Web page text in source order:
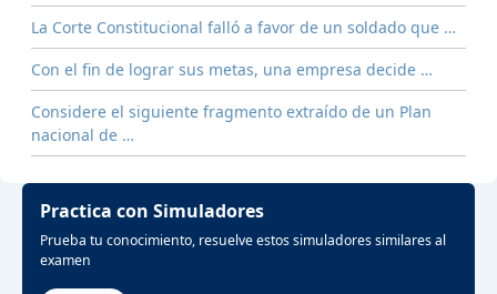
La Corte Constitucional falló a favor de un soldado que …
Con el fin de lograr sus metas, una empresa decide …
Considere el siguiente fragmento extraído de un Plan
nacional de …
Practica con Simuladores
Prueba tu conocimiento, resuelve estos simuladores similares al
examen